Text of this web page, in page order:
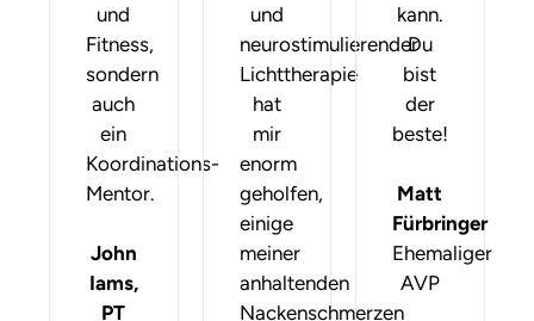
und
Fitness,
sondern
auch
ein
Koordinations-
Mentor.
John
Iams,
PT
und
neurostimulierender
Lichttherapie
hat
mir
enorm
geholfen,
einige
meiner
anhaltenden
Nackenschmerzen
kann.
Du
bist
der
beste!
Matt
Fürbringer
Ehemaliger
AVP